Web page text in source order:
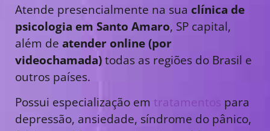
Atende presencialmente na sua clínica de
psicologia em Santo Amaro, SP capital,
além de atender online (por
videochamada)todas as regiões do Brasil e
outros países.
Possui especialização em tratamentos para
depressão, ansiedade, síndrome do pânico,